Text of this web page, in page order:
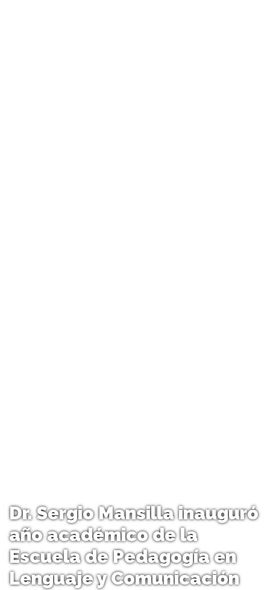
Dr. Sergio Mansilla inauguró
año académico de la
Escuela de Pedagogía en
Lenguaje y Comunicación